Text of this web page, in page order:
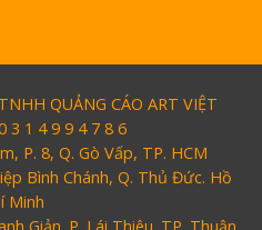
QUẢNG CÁO ART VIỆT
3 1 4 9 9 4 7 8 6
P. 8, Q. Gò Vấp, TP. HCM
Bình Chánh, Q. Thủ Đức. Hồ
Minh